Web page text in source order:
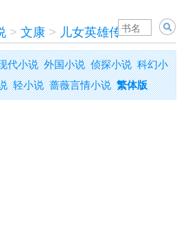
> 文康 > 儿女英雄传
代小说 外国小说 侦探小说 科幻小
轻小说 蔷薇言情小说 繁体版